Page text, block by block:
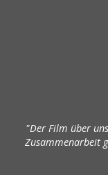
"Der Film über
Zusammenarbeit